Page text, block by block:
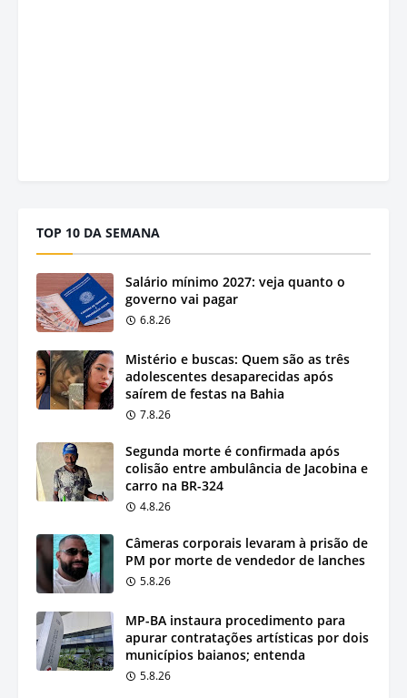
TOP 10 DA SEMANA
Salário mínimo 2027: veja quanto o
governo vai pagar
6.8.26
Mistério e buscas: Quem são as três
adolescentes desaparecidas após
saírem de festas na Bahia
7.8.26
Segunda morte é confirmada após
colisão entre ambulância de Jacobina e
carro na BR-324
4.8.26
Câmeras corporais levaram à prisão de
PM por morte de vendedor de lanches
5.8.26
MP-BA instaura procedimento para
apurar contratações artísticas por dois
municípios baianos; entenda
5.8.26